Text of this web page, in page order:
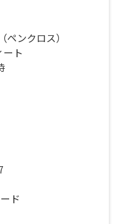
ンクロス）
ト
ド